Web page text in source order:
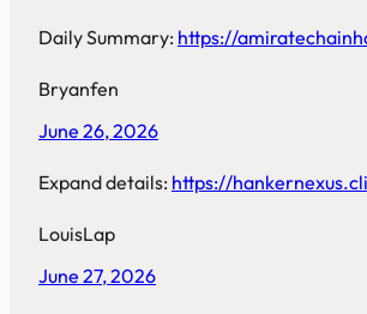
Daily Summary: https://
Bryanfen
June 26, 2026
Expand details: https://
LouisLap
June 27, 2026